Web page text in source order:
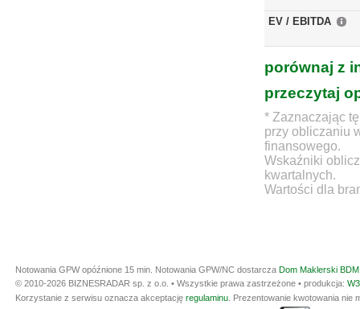
EV / EBITDA
porównaj z
przeczytaj
* Zaznaczając
przy obliczaniu
finansowego.
Wskaźniki
kwartalnych.
Wartości dla
Notowania GPW opóźnione 15 min. Notowania GPW/NC dostarcza Dom Maklerski
© 2010-2026 BIZNESRADAR sp. z o.o. • Wszystkie prawa zastrzeżone • produkcja:
Korzystanie z serwisu oznacza akceptację regulaminu . Prezentowanie kwotowania